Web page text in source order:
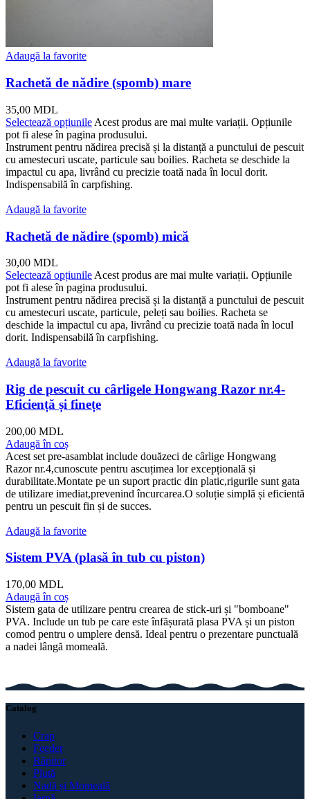
Adaugă la favorite
Rachetă de nădire (spomb) mare
35,00 MDL
Selectează opțiunile Acest produs are mai multe variații. Opțiunile
pot fi alese în pagina produsului.
Instrument pentru nădirea precisă și la distanță a punctului de pescuit
cu amestecuri uscate, particule sau boilies. Racheta se deschide la
impactul cu apa, livrând cu precizie toată nada în locul dorit.
Indispensabilă în carpfishing.
Adaugă la favorite
Rachetă de nădire (spomb) mică
30,00 MDL
Selectează opțiunile Acest produs are mai multe variații. Opțiunile
pot fi alese în pagina produsului.
Instrument pentru nădirea precisă și la distanță a punctului de pescuit
cu amestecuri uscate, particule, peleți sau boilies. Racheta se
deschide la impactul cu apa, livrând cu precizie toată nada în locul
dorit. Indispensabilă în carpfishing.
Adaugă la favorite
Rig de pescuit cu cârligele Hongwang Razor nr.4-
Eficiență și finețe
200,00 MDL
Adaugă în coș
Acest set pre-asamblat include douăzeci de cârlige Hongwang
Razor nr.4,cunoscute pentru ascuțimea lor excepțională și
durabilitate.Montate pe un suport practic din platic,rigurile sunt gata
de utilizare imediat,prevenind încurcarea.O soluție simplă și eficientă
pentru un pescuit fin și de succes.
Adaugă la favorite
Sistem PVA (plasă în tub cu piston)
170,00 MDL
Adaugă în coș
Sistem gata de utilizare pentru crearea de stick-uri și "bomboane"
PVA. Include un tub pe care este înfășurată plasa PVA și un piston
comod pentru o umplere densă. Ideal pentru o prezentare punctuală
a nadei lângă momeală.
Catalog
Crap
Feeder
Răpitor
Plută
Nadă și Momeală